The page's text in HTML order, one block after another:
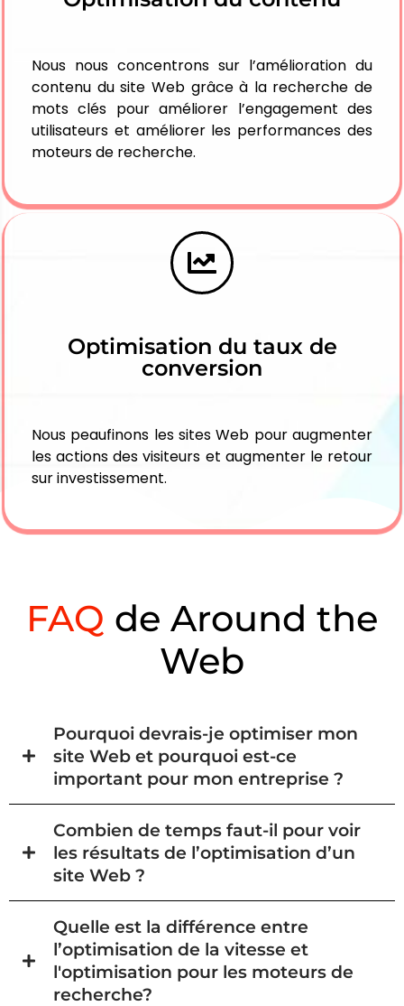
Nous nous concentrons sur l’amélioration du
contenu du site Web grâce à la recherche de
mots clés pour améliorer l’engagement des
utilisateurs et améliorer les performances des
moteurs de recherche.
Optimisation du taux de
conversion
Nous peaufinons les sites Web pour augmenter
les actions des visiteurs et augmenter le retour
sur investissement.
FAQ de Around the
Web
Pourquoi devrais-je optimiser mon
site Web et pourquoi est-ce
important pour mon entreprise ?
Combien de temps faut-il pour voir
les résultats de l’optimisation d’un
site Web ?
Quelle est la différence entre
l’optimisation de la vitesse et
l'optimisation pour les moteurs de
recherche?